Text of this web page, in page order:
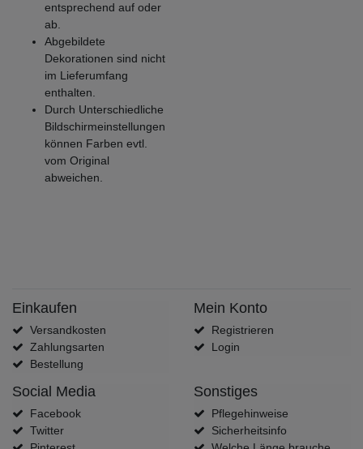
entsprechend auf oder
ab.
Abgebildete
Dekorationen sind nicht
im Lieferumfang
enthalten.
Durch Unterschiedliche
Bildschirmeinstellungen
können Farben evtl.
vom Original
abweichen.
Einkaufen
Versandkosten
Zahlungsarten
Bestellung
Mein Konto
Registrieren
Login
Social Media
Facebook
Twitter
Sonstiges
Pflegehinweise
Sicherheitsinfo